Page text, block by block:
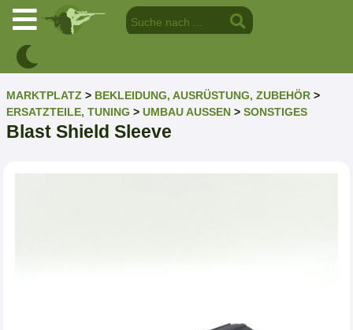
MARKTPLATZ > BEKLEIDUNG, AUSRÜSTUNG, ZUBEHÖR >
ERSATZTEILE, TUNING > UMBAU AUSSEN > SONSTIGES
Blast Shield Sleeve